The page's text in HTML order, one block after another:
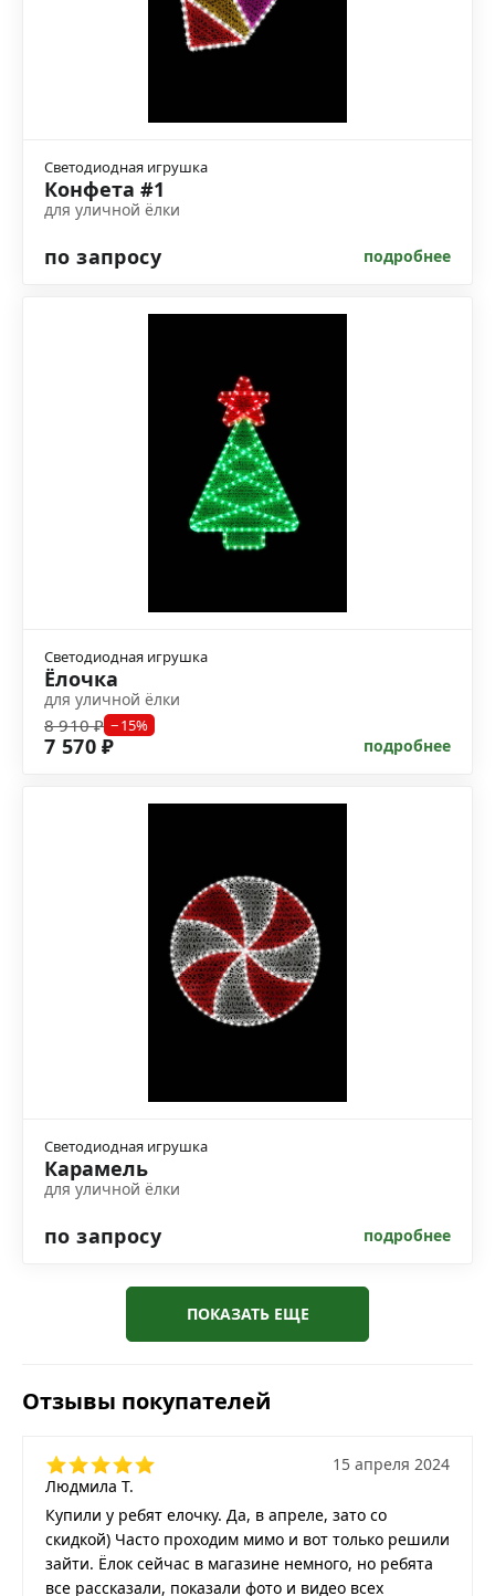
Светодиодная игрушка
Конфета #1
для уличной ёлки
по запросу подробнее
Светодиодная игрушка
Ёлочка
для уличной ёлки
8 910 ₽ −15%
7 570 ₽ подробнее
Светодиодная игрушка
Карамель
для уличной ёлки
по запросу подробнее
ПОКАЗАТЬ ЕЩЕ
Отзывы покупателей
Людмила Т.
15 апреля 2024
Купили у ребят елочку. Да, в апреле, зато со
скидкой) Часто проходим мимо и вот только решили
зайти. Ёлок сейчас в магазине немного, но ребята
все рассказали, показали фото и видео всех